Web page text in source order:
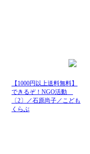
【1000円以上送料無料】
できるぞ！NGO活動
〔2〕／石原尚子／こども
くらぶ